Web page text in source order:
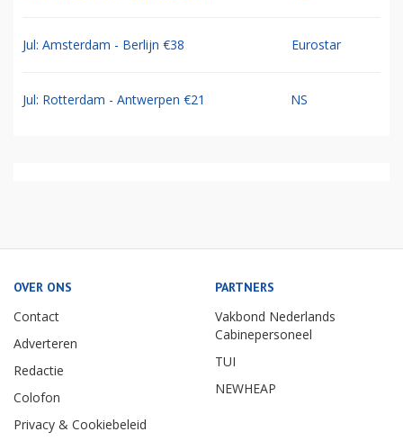
Jul: Amsterdam - Berlijn €38 Eurostar
Jul: Rotterdam - Antwerpen €21 NS
OVER ONS
Contact
Adverteren
Redactie
Colofon
Privacy & Cookiebeleid
PARTNERS
Vakbond Nederlands
Cabinepersoneel
TUI
NEWHEAP